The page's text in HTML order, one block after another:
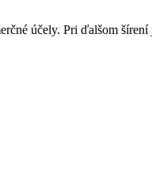
účely. Pri ďalšom